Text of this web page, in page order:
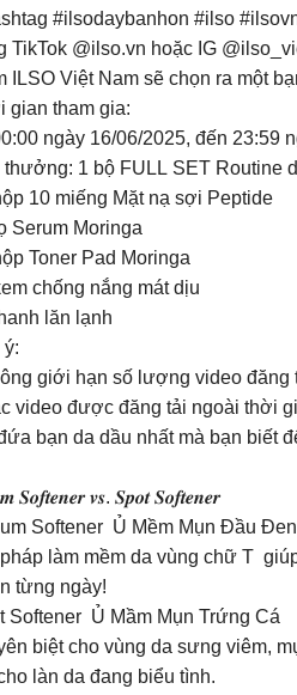
#ilsodaybanhon #ilso
TikTok @ilso.vn hoặc IG
ILSO Việt Nam sẽ chọn ra một
gian tham gia:
ngày 16/06/2025, đến 23:59
thưởng: 1 bộ FULL SET Routine
10 miếng Mặt nạ sợi Peptide
Serum Moringa
Toner Pad Moringa
chống nắng mát dịu
lăn lạnh
ý:
giới hạn số lượng video đăng
video được đăng tải ngoài thời
bạn da dầu nhất mà bạn biết
𝑺𝒐𝒇𝒕𝒆𝒏𝒆𝒓 𝒗𝒔. 𝑺𝒑𝒐𝒕 𝑺𝒐𝒇𝒕𝒆𝒏𝒆𝒓
Softener Ủ Mềm Mụn Đầu
làm mềm da vùng chữ T
từng ngày!
Softener Ủ Mầm Mụn Trứng Cá
biệt cho vùng da sưng viêm,
làn da đang biểu tình.